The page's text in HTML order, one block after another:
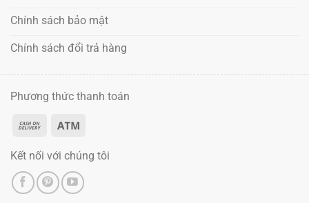
Chính sách bảo mật
Chính sách đổi trả hàng
Phương thức thanh toán
Kết nối với chúng tôi